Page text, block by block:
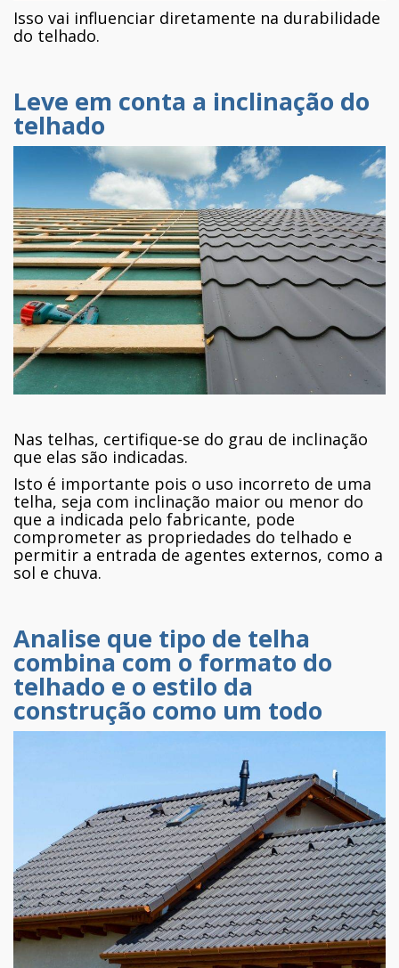
Isso vai influenciar diretamente na durabilidade
do telhado.
Leve em conta a inclinação do
telhado
Nas telhas, certifique-se do grau de inclinação
que elas são indicadas.
Isto é importante pois o uso incorreto de uma
telha, seja com inclinação maior ou menor do
que a indicada pelo fabricante, pode
comprometer as propriedades do telhado e
permitir a entrada de agentes externos, como a
sol e chuva.
Analise que tipo de telha
combina com o formato do
telhado e o estilo da
construção como um todo